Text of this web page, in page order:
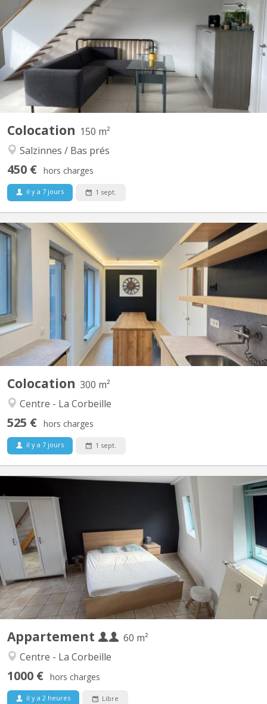
Colocation 150 m²
Salzinnes / Bas prés
450 € hors charges
il y a 7 jours 1 sept.
Très grand duplex récent situé Rue juppin 25 à Salzinnes.
Colocation plutôt calme, sérieuse car le duplex se situe dans un
immeuble de standing. Deux chambres de disponibles pour
septembre 2026 dont une grande avec dressing privé. Il y a une
salle-de-douche, une salle-de-bain, deux wc, une...
Colocation 300 m²
Centre - La Corbeille
525 € hors charges
il y a 7 jours 1 sept.
KN 5670
Maison entièrement rénovée (janvier 2026) et pensée pour
accueillir une colocation dans les meilleures conditions ! Une
cuisine XXL, fonctionnelle, propre et de qualité ! Chacun y
trouvera sa place pour faire son petit plat ou préparer des grands
diners. Tout est fourni ! Un jardin cosy avec...
Appartement
60 m²
Centre - La Corbeille
1000 € hors charges
il y a 2 heures Libre
KN 3562
Appartement 3ième étage séjour + cuisine+ 1 grande chambre +
1 pièce au 4ième Appartement non meublé